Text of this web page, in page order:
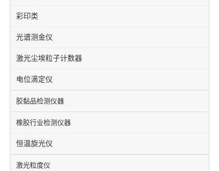
彩印类
光谱测金仪
激光尘埃粒子计数器
电位滴定仪
胶黏品检测仪器
橡胶行业检测仪器
恒温旋光仪
激光粒度仪